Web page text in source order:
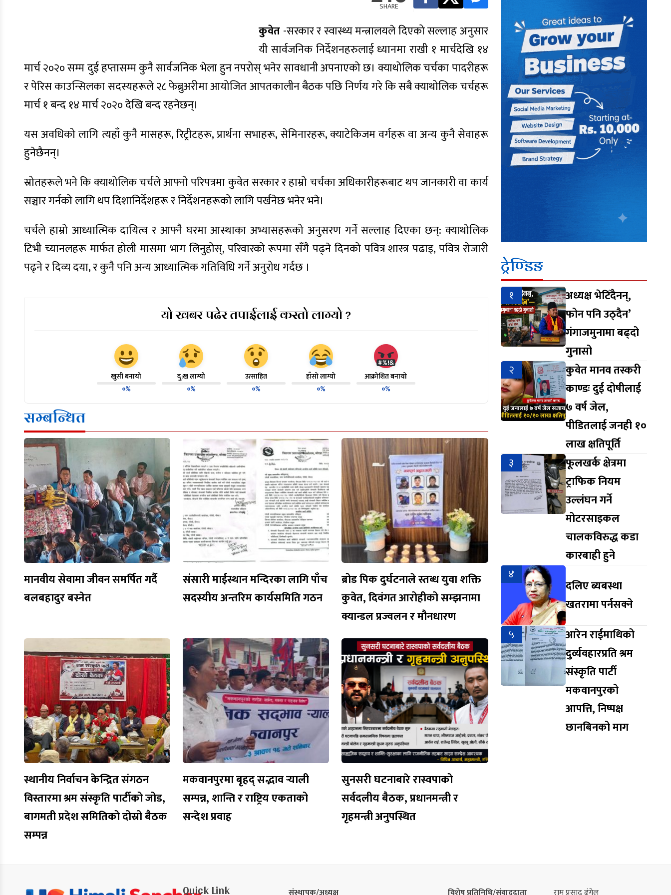
SHARE
कुवेत-सरकार र स्वास्थ्य मन्त्रालयले दिएको सल्लाह अनुसार
यी सार्वजनिक निर्देशनहरुलाई ध्यानमा राखी १ मार्चदेखि १४
मार्च २०२० सम्म दुई हप्तासम्म कुनै सार्वजनिक भेला हुन नपरोस् भनेर सावधानी अपनाएको छ। क्याथोलिक चर्चका पादरीहरू
र पेरिस काउन्सिलका सदस्यहरूले २८ फेब्रुअरीमा आयोजित आपतकालीन बैठक पछि निर्णय गरे कि सबै क्याथोलिक चर्चहरू
मार्च १ बन्द १४ मार्च २०२० देखि बन्द रहनेछन्।
यस अवधिको लागि त्यहाँ कुनै मासहरू, रिट्रीटहरू, प्रार्थना सभाहरू, सेमिनारहरू, क्याटेकिजम वर्गहरू वा अन्य कुनै सेवाहरू
हुनेछैनन्।
स्रोतहरूले भने कि क्याथोलिक चर्चले आफ्नो परिपत्रमा कुवेत सरकार र हाम्रो चर्चका अधिकारीहरूबाट थप जानकारी वा कार्य
सञ्चार गर्नको लागि थप दिशानिर्देशहरू र निर्देशनहरूको लागि पर्खनेछ भनेर भने।
चर्चले हाम्रो आध्यात्मिक दायित्व र आफ्नै घरमा आस्थाका अभ्यासहरूको अनुसरण गर्ने सल्लाह दिएका छन्: क्याथोलिक
टिभी च्यानलहरू मार्फत होली मासमा भाग लिनुहोस्, परिवारको रूपमा सँगै पढ्ने दिनको पवित्र शास्त्र पढाइ, पवित्र रोजारी
पढ्ने र दिव्य दया, र कुनै पनि अन्य आध्यात्मिक गतिविधि गर्ने अनुरोध गर्दछ ।
यो खबर पढेर तपाईलाई कस्तो लाग्यो ?
खुसी बनायो
०%
दु:ख लाग्यो
०%
उत्साहित
०%
हाँसो लाग्यो
०%
आक्रोशित बनायो
०%
सम्बन्धित
मानवीय सेवामा जीवन समर्पित गर्दै
बलबहादुर बस्नेत
संसारी माईस्थान मन्दिरका लागि पाँच
सदस्यीय अन्तरिम कार्यसमिति गठन
ब्रोड पिक दुर्घटनाले स्तब्ध युवा शक्ति
कुवेत, दिवंगत आरोहीको सम्झनामा
क्यान्डल प्रज्वलन र मौनधारण
स्थानीय निर्वाचन केन्द्रित संगठन
विस्तारमा श्रम संस्कृति पार्टीको जोड,
बागमती प्रदेश समितिको दोस्रो बैठक
सम्पन्न
मकवानपुरमा बृहद् सद्भाव र्‍याली
सम्पन्न, शान्ति र राष्ट्रिय एकताको
सन्देश प्रवाह
सुनसरी घटनाबारे रास्वपाको
सर्वदलीय बैठक, प्रधानमन्त्री र
गृहमन्त्री अनुपस्थित
ट्रेण्डिङ
१
अध्यक्ष भेटिँदैनन्,
फोन पनि उठ्दैन’
गंगाजमुनामा बढ्दो
गुनासो
२
कुवेत मानव तस्करी
काण्डः दुई दोषीलाई
७ वर्ष जेल,
पीडितलाई जनही १०
लाख क्षतिपूर्ति
३
फूलखर्क क्षेत्रमा
ट्राफिक नियम
उल्लंघन गर्ने
मोटरसाइकल
चालकविरुद्ध कडा
कारबाही हुने
४
दलिए ब्यबस्था
खतरामा पर्नसक्ने
५
आरेन राईमाथिको
दुर्व्यवहारप्रति श्रम
संस्कृति पार्टी
मकवानपुरको
आपत्ति, निष्पक्ष
छानबिनको माग
Quick Link